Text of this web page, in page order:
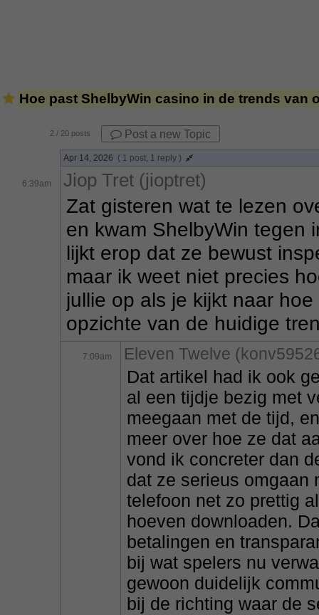
Hoe past ShelbyWin casino in de trends van
2 / 20 posts Post a new Topic
Apr 14, 2026 ( 1 post, 1 reply )
6:39am Jiop Tret (jioptret)
Zat gisteren wat te lezen
en kwam ShelbyWin tegen
lijkt erop dat ze bewust
maar ik weet niet precies
jullie op als je kijkt naar
opzichte van de huidige
7:09am Eleven Twelve
Dat artikel had ik ook
al een tijdje bezig met
meegaan met de tijd,
meer over hoe ze dat
vond ik concreter dan
dat ze serieus
telefoon net zo prettig
hoeven downloaden.
betalingen en
bij wat spelers nu
gewoon duidelijk
bij de richting waar de